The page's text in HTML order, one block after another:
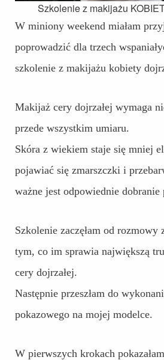
Szkolenie z makijażu
W miniony weekend miałam
poprowadzić dla trzech
szkolenie z makijażu kobiety
Makijaż cery dojrzałej wymaga
przede wszystkim umiaru.
Skóra z wiekiem staje się mniej
pojawiać się zmarszczki i
ważne jest odpowiednie dobranie
Szkolenie zaczęłam od
tym, co im sprawia największą
cery dojrzałej.
Następnie przeszłam do
pokazowego na mojej modelce.
W pierwszych krokach